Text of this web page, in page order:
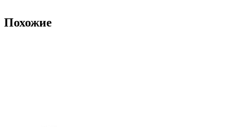
Похожие